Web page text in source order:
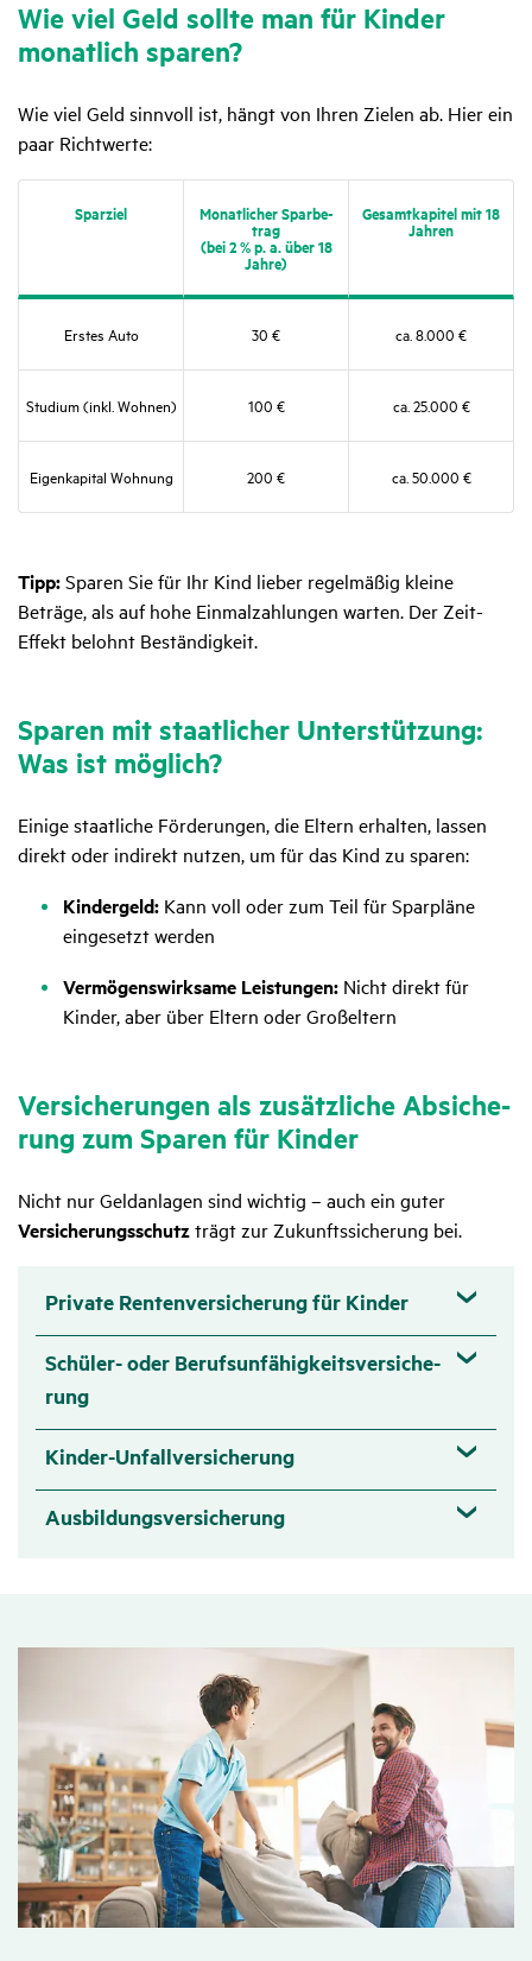
Wie viel Geld sollte man für Kinder
monat­lich sparen?
Wie viel Geld sinnvoll ist, hängt von Ihren Zielen ab. Hier ein
paar Richtwerte:
Spar­ziel Monat­li­cher Spar­be­
trag
(bei 2 % p. a. über 18
Jahre)
Gesamt­ka­pitel mit 18
Jahren
Erstes Auto 30 € ca. 8.000 €
Studium (inkl. Wohnen) 100 € ca. 25.000 €
Eigen­ka­pital Wohnung 200 € ca. 50.000 €
Tipp:Sparen Sie für Ihr Kind lieber regelmäßig kleine
Beträge, als auf hohe Einmalzahlungen warten. Der Zeit-
Effekt belohnt Beständigkeit.
Sparen mit staat­li­cher Unter­stüt­zung:
Was ist möglich?
Einige staatliche Förderungen, die Eltern erhalten, lassen
direkt oder indirekt nutzen, um für das Kind zu sparen:
Kindergeld: Kann voll oder zum Teil für Sparpläne
eingesetzt werden
Vermögenswirksame Leistungen: Nicht direkt für
Kinder, aber über Eltern oder Großeltern
Versi­che­rungen als zusätz­liche Absi­che­
rung zum Sparen für Kinder
Nicht nur Geldanlagen sind wichtig – auch ein guter
Versicherungsschutzträgt zur Zukunftssicherung bei.
Private Renten­ver­si­che­rung für Kinder
Schüler- oder Berufs­un­fä­hig­keits­ver­si­che­
rung
Kinder-Unfall­ver­si­che­rung
Ausbil­dungs­ver­si­che­rung